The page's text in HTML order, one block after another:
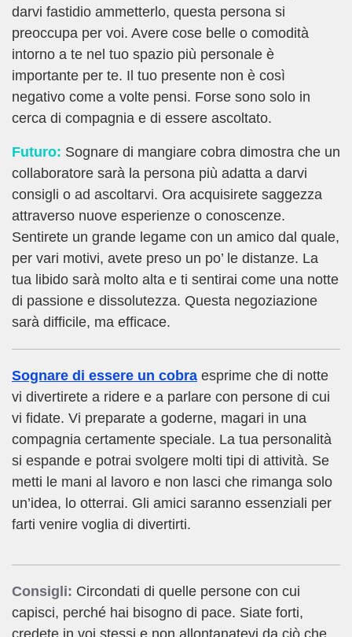
darvi fastidio ammetterlo, questa persona si
preoccupa per voi. Avere cose belle o comodità
intorno a te nel tuo spazio più personale è
importante per te. Il tuo presente non è così
negativo come a volte pensi. Forse sono solo in
cerca di compagnia e di essere ascoltato.
Futuro: Sognare di mangiare cobra dimostra che un
collaboratore sarà la persona più adatta a darvi
consigli o ad ascoltarvi. Ora acquisirete saggezza
attraverso nuove esperienze o conoscenze.
Sentirete un grande legame con un amico dal quale,
per vari motivi, avete preso un po’ le distanze. La
tua libido sarà molto alta e ti sentirai come una notte
di passione e dissolutezza. Questa negoziazione
sarà difficile, ma efficace.
Sognare di essere un cobra esprime che di notte
vi divertirete a ridere e a parlare con persone di cui
vi fidate. Vi preparate a goderne, magari in una
compagnia certamente speciale. La tua personalità
si espande e potrai svolgere molti tipi di attività. Se
metti le mani al lavoro e non lasci che rimanga solo
un’idea, lo otterrai. Gli amici saranno essenziali per
farti venire voglia di divertirti.
Consigli: Circondati di quelle persone con cui
capisci, perché hai bisogno di pace. Siate forti,
credete in voi stessi e non allontanatevi da ciò che